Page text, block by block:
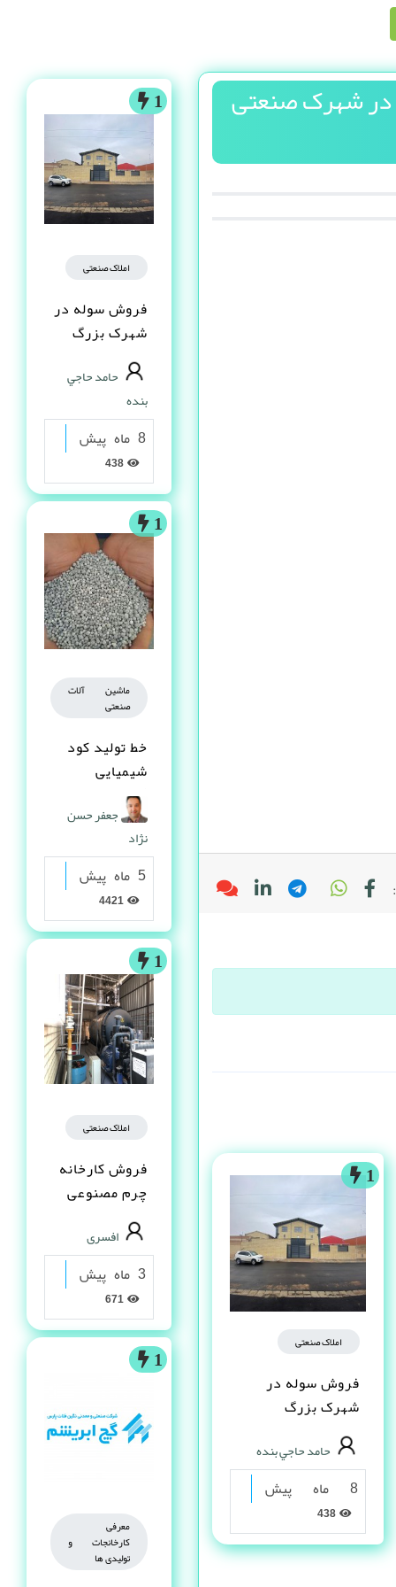
در شهرک صنعتی
1
املاک صنعتی
فروش سوله در
شهرک بزرگ
اصفهان فاز یک
حامد حاجي بنده
8 ماه پیش
438
1
املاک صنعتی
فروش سوله در
شهرک بزرگ
اصفهان فاز یک
حامد حاجي
بنده
8 ماه پیش
1
ماشین آلات
صنعتی
خط تولید کود
شیمیایی
گرانولی
جعفر حسن
نژاد
5 ماه پیش
1
املاک صنعتی
فروش کارخانه
چرم مصنوعى
PVC در شیراز
افسری
3 ماه پیش
1
معرفی
کارخانجات و
تولیدی ها